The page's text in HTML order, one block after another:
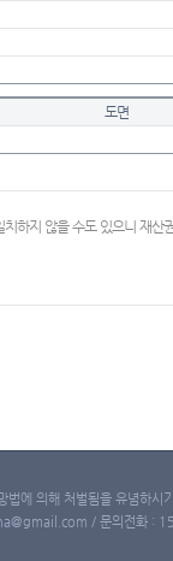
도면
하지 않을 수도 있으니 재
에 의해 처벌됨을 유념하시
/ 문의전화 :